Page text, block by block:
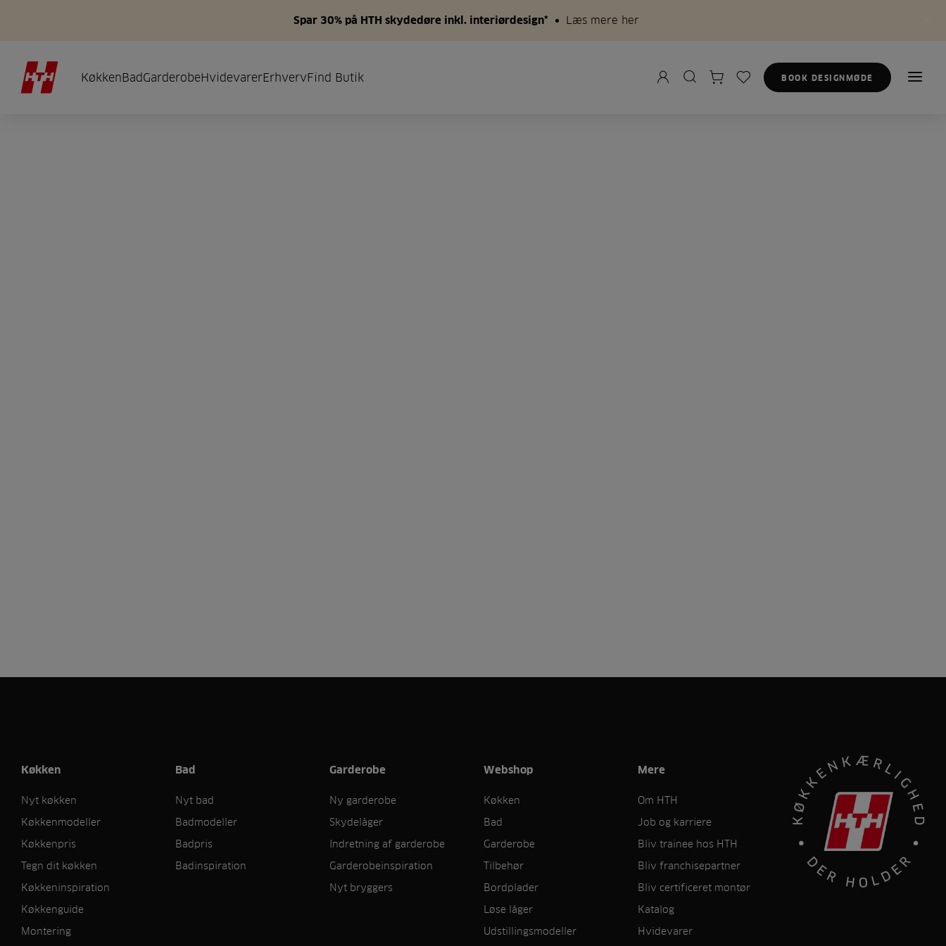
Spar 30% på HTH skydedøre inkl. interiørdesign* Læs mere her
KøkkenBadGarderobeHvidevarerErhvervFind Butik BOOK DESIGNMØDE
Køkken
Nyt køkken
Køkkenmodeller
Køkkenpris
Tegn dit køkken
Køkkeninspiration
Køkkenguide
Montering
Bad
Nyt bad
Badmodeller
Badpris
Badinspiration
Garderobe
Ny garderobe
Skydelåger
Indretning af garderobe
Garderobeinspiration
Nyt bryggers
Webshop
Køkken
Bad
Garderobe
Tilbehør
Bordplader
Løse låger
Udstillingsmodeller
Mere
Om HTH
Job og karriere
Bliv trainee hos HTH
Bliv franchisepartner
Bliv certificeret montør
Katalog
Hvidevarer